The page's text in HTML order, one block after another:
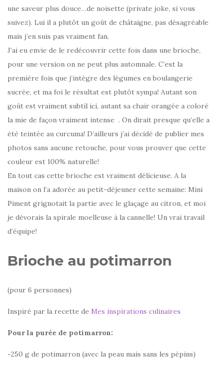
une saveur plus douce…de noisette (private joke, si vous
suivez). Lui il a plutôt un goût de châtaigne, pas désagréable
mais j’en suis pas vraiment fan.
J’ai eu envie de le redécouvrir cette fois dans une brioche,
pour une version on ne peut plus automnale. C’est la
première fois que j’intègre des légumes en boulangerie
sucrée, et ma foi le résultat est plutôt sympa! Autant son
goût est vraiment subtil ici, autant sa chair orangée a coloré
la mie de façon vraiment intense . On dirait presque qu’elle a
été teintée au curcuma! D’ailleurs j’ai décidé de publier mes
photos sans aucune retouche, pour vous prouver que cette
couleur est 100% naturelle!
En tout cas cette brioche est vraiment délicieuse. A la
maison on l’a adorée au petit-déjeuner cette semaine: Mini
Piment grignotait la partie avec le glaçage au citron, et moi
je dévorais la spirale moelleuse à la cannelle! Un vrai travail
d’équipe!
Brioche au potimarron
(pour 6 personnes)
Inspiré par la recette de Mes inspirations culinaires
Pour la purée de potimarron:
-250 g de potimarron (avec la peau mais sans les pépins)